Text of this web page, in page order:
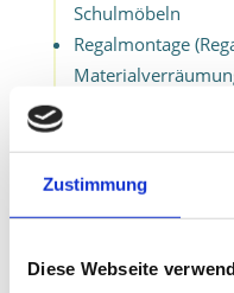
Zustimmung
Diese Webseite
Schulmöbeln
Regalmontage
Ihr Profil:
abgeschlossene
Vorteil